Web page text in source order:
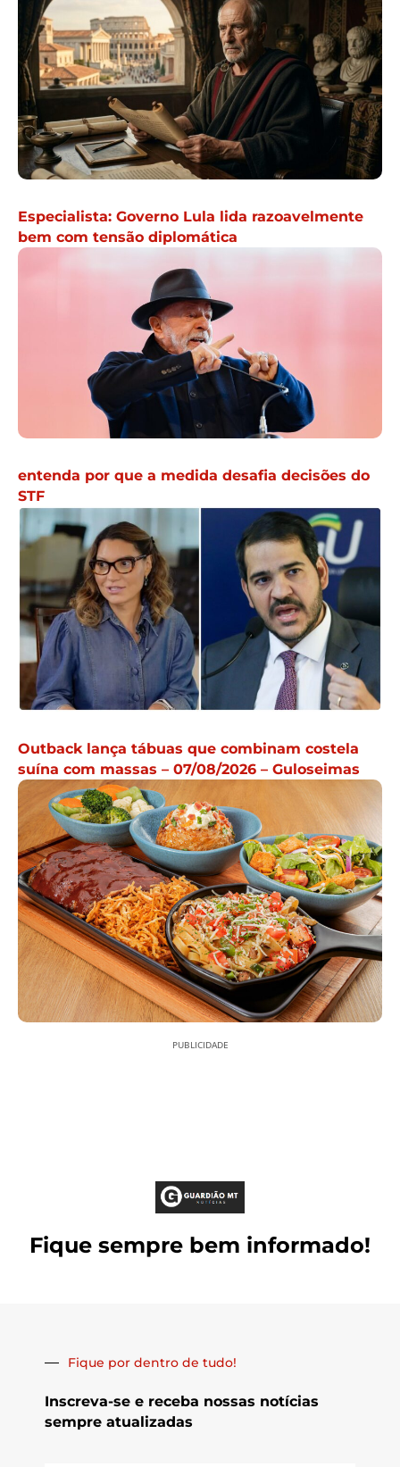
Especialista: Governo Lula lida razoavelmente
bem com tensão diplomática
entenda por que a medida desafia decisões do
STF
Outback lança tábuas que combinam costela
suína com massas – 07/08/2026 – Guloseimas
PUBLICIDADE
Fique sempre bem informado!
Fique por dentro de tudo!
Inscreva-se e receba nossas notícias
sempre atualizadas